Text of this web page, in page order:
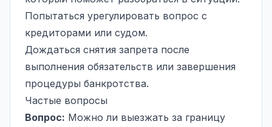
Попытаться урегулировать вопрос с
кредиторами или судом.
Дождаться снятия запрета после
выполнения обязательств или завершения
процедуры банкротства.
Частые вопросы
Вопрос: Можно ли выезжать за границу